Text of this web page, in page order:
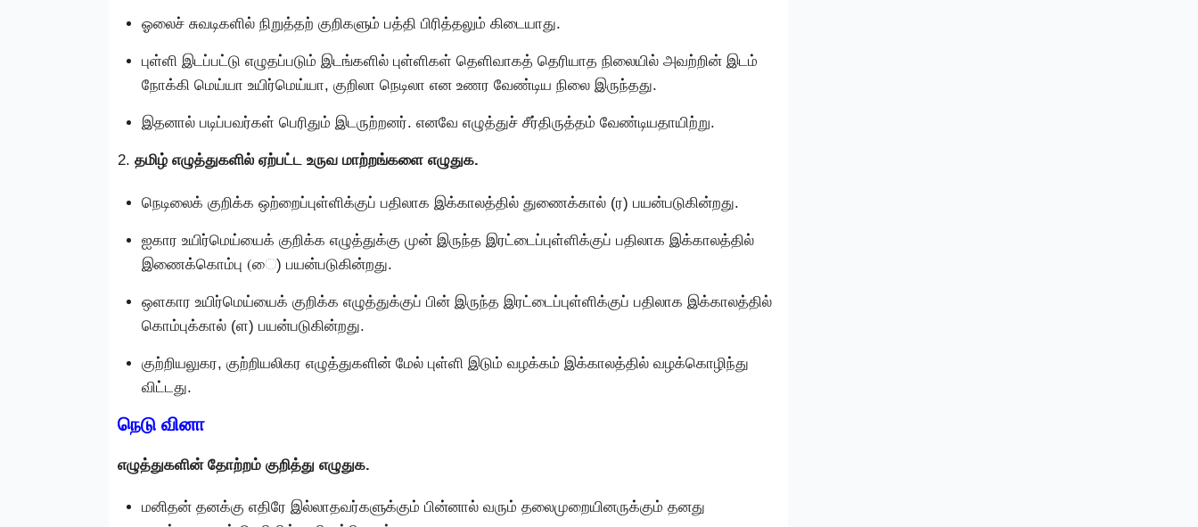
ஓலைச் சுவடிகளில் நிறுத்தற் குறிகளும் பத்தி பிரித்தலும் கிடையாது.
புள்ளி இடப்பட்டு எழுதப்படும் இடங்களில் புள்ளிகள் தெளிவாகத் தெரியாத நிலையில் அவற்றின் இடம்
நோக்கி மெய்யா உயிர்மெய்யா, குறிலா நெடிலா என உணர வேண்டிய நிலை இருந்தது.
இதனால் படிப்பவர்கள் பெரிதும் இடருற்றனர். எனவே எழுத்துச் சீர்திருத்தம் வேண்டியதாயிற்று.
2. தமிழ் எழுத்துகளில் ஏற்பட்ட உருவ மாற்றங்களை எழுதுக.
நெடிலைக் குறிக்க ஒற்றைப்புள்ளிக்குப் பதிலாக இக்காலத்தில் துணைக்கால் (ர) பயன்படுகின்றது.
ஐகார உயிர்மெய்யைக் குறிக்க எழுத்துக்கு முன் இருந்த இரட்டைப்புள்ளிக்குப் பதிலாக இக்காலத்தில்
இணைக்கொம்பு (ை) பயன்படுகின்றது.
ஒளகார உயிர்மெய்யைக் குறிக்க எழுத்துக்குப் பின் இருந்த இரட்டைப்புள்ளிக்குப் பதிலாக இக்காலத்தில்
கொம்புக்கால் (ள) பயன்படுகின்றது.
குற்றியலுகர, குற்றியலிகர எழுத்துகளின் மேல் புள்ளி இடும் வழக்கம் இக்காலத்தில் வழக்கொழிந்து
விட்டது.
நெடு வினா
எழுத்துகளின் தோற்றம் குறித்து எழுதுக.
மனிதன் தனக்கு எதிரே இல்லாதவர்களுக்கும் பின்னால் வரும் தலைமுறையினருக்கும் தனது